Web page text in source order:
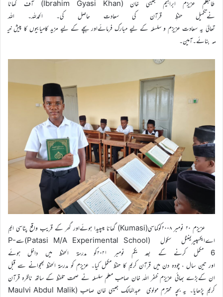
طالبعلم عزیزم ابراہیم جیسی خان (Ibrahim Gyasi Khan) آف گھانا
نےتکمیل حفظِ قرآن کی سعادت حاصل کی۔ الحمدللہ۔ اللہ
تعالیٰ یہ سعادت عزیزم و سلسلہ کے لیے مبارک فرمائےاور بچے کے لیے مزید کامیابیوں کا پیش خی
مہ بنائے۔آمین۔
عزیزم ۲۰ نومبر ۲۰۰۸کوکماسی(Kumasi) گھانا میںپیدا ہوئےاور گھر کے قریب واقع پٹاسی ایم
اےایکسپیریمنٹل سکول (Patasi M/A Experimental School)سےP-
6 مکمل کرنے کے بعد یکم نومبر ۲۰۲۱کو مدرسۃ الحفظ میں داخل ہوئے
اور تین سال ، چودہ دن میں قرآن کریم کا حفظ مکمل کیا۔ عزیزم کو مدرسۃ الحفظ بھجوانے سے قبل
ان کےبڑے بھائی عزیزم ظفر اللہ خان صاحب معلم سلسلہ نے صحت تلفظ کے ساتھ ناظرہ قرآن
کریم پڑھایا۔ یہ بچہ محترم مولوی عبدالمالک جیسی خان صاحب (Maulvi Abdul Malik